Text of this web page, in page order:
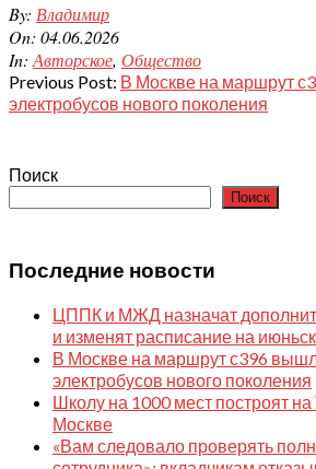
2026-
06-
04
By: Владимир
On: 04.06.2026
In: Авторское, Общество
Previous Post: В Москве на маршрут
электробусов нового поколения
Поиск
Поиск
Последние новости
ЦППК и МЖД назначат
и изменят расписание на
В Москве на маршрут с396
электробусов нового поколения
Школу на 1000 мест построят на
Москве
«Вам следовало проверять